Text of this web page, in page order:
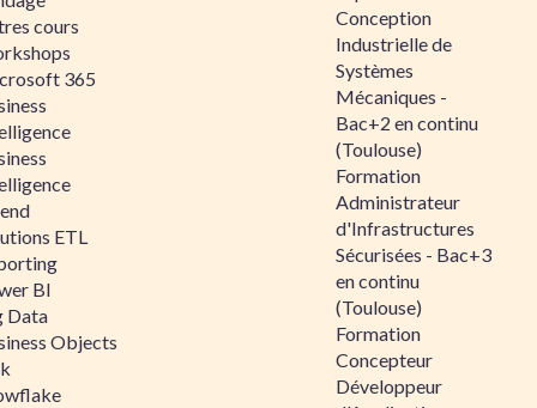
cours
365
ETL
BI
Data
Objects
Conception
Industrielle de
Systèmes
Mécaniques -
Bac+2 en continu
(Toulouse)
Formation
Administrateur
d'Infrastructures
Sécurisées - Bac+3
en continu
(Toulouse)
Formation
Concepteur
Développeur